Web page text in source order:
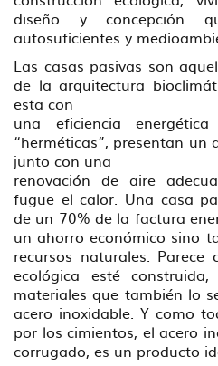
diseño y concepción
autosuficientes y
Las casas pasivas son
de la arquitectura
esta con
una eficiencia
“herméticas”, presentan
junto con una
renovación de aire
fugue el calor. Una casa
de un 70% de la factura
un ahorro económico sino
recursos naturales.
ecológica esté
materiales que también lo
acero inoxidable. Y como
por los cimientos, el acero
corrugado, es un producto